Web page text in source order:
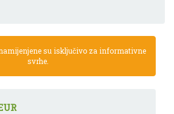
su isključivo za informativne
svrhe.